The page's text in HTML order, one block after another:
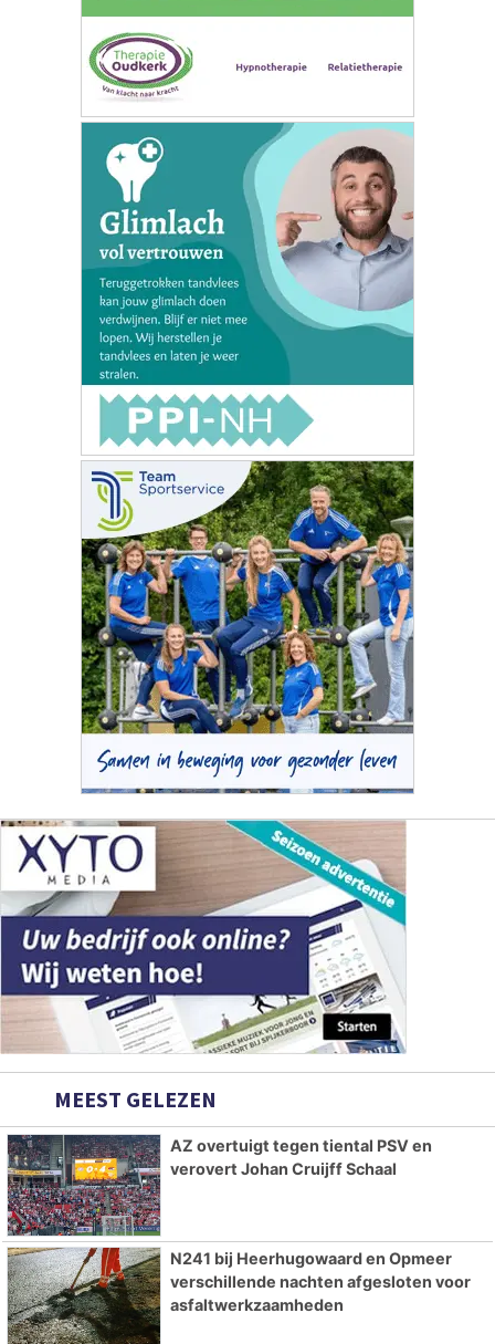
MEEST GELEZEN
AZ overtuigt tegen tiental PSV en
verovert Johan Cruijff Schaal
N241 bij Heerhugowaard en Opmeer
verschillende nachten afgesloten voor
asfaltwerkzaamheden